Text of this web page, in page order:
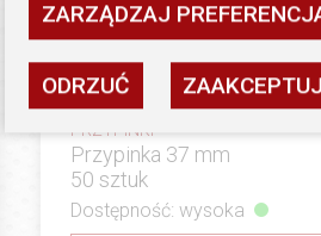
PRZYPINKI
Przypinka 37 mm
50 sztuk
Dostępność: wysoka
ZARZĄDZAJ
ODRZUĆ ZAAKCEPTUJ